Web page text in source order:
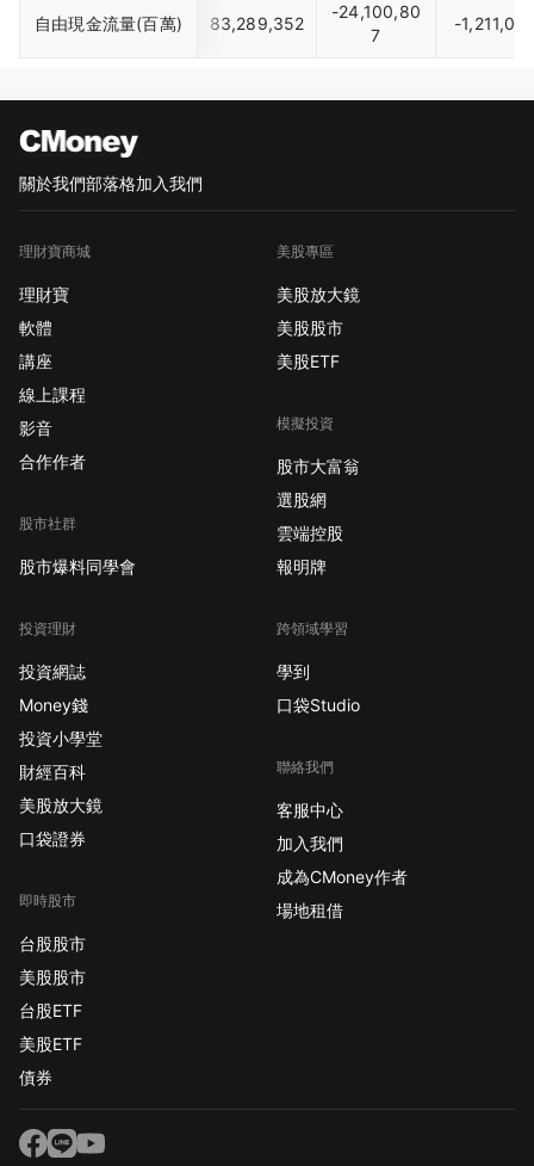
自由現金流量(百萬) 83,289,352
-24,100,80
7
-
關於我們部落格加入我們
理財寶商城
理財寶
軟體
講座
線上課程
影音
合作作者
股市社群
股市爆料同學會
投資理財
投資網誌
Money錢
投資小學堂
財經百科
美股放大鏡
口袋證券
即時股市
台股股市
美股股市
台股ETF
美股ETF
債券
美股專區
美股放大鏡
美股股市
美股ETF
模擬投資
股市大富翁
選股網
雲端控股
報明牌
跨領域學習
學到
口袋Studio
聯絡我們
客服中心
加入我們
成為CMoney作者
場地租借